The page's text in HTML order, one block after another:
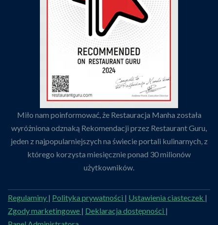
Miło nam poinformować, że Restauracja Manha została
wyróżniona odznaką Rekomendacji przez Restaurant Guru,
jeden z najpopularniejszych na świecie portali kulinarnych, z
którego korzysta miesięcznie ponad 30 milionów
użytkowników.
Regulaminy | Polityka prywatności | Ustawienia ciasteczek |
Zgody marketingowe | Deklaracja dostępności |